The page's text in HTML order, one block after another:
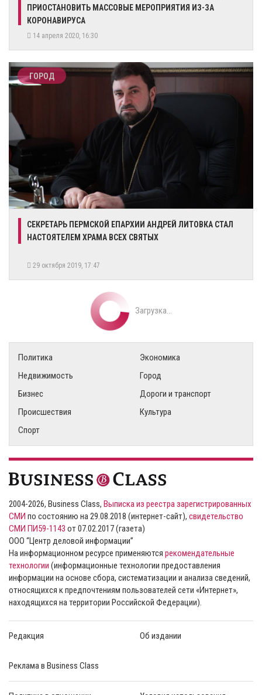
ПРИОСТАНОВИТЬ МАССОВЫЕ МЕРОПРИЯТИЯ ИЗ-ЗА
КОРОНАВИРУСА
14 апреля 2020, 16:30
ГОРОД
СЕКРЕТАРЬ ПЕРМСКОЙ ЕПАРХИИ АНДРЕЙ ЛИТОВКА СТАЛ
НАСТОЯТЕЛЕМ ХРАМА ВСЕХ СВЯТЫХ
29 октября 2019, 17:47
Загрузка...
Политика
Экономика
Недвижимость
Город
Бизнес
Дороги и транспорт
Происшествия
Культура
Спорт
2004-2026, Business Class, Выписка из реестра зарегистрированных
СМИ по состоянию на 29.08.2018 (интернет-сайт), свидетельство
СМИ ПИ59-1143 от 07.02.2017 (газета)
ООО “Центр деловой информации”
На информационном ресурсе применяются рекомендательные
технологии (информационные технологии предоставления
информации на основе сбора, систематизации и анализа сведений,
относящихся к предпочтениям пользователей сети «Интернет»,
находящихся на территории Российской Федерации).
Редакция Об издании
Реклама в Business Class